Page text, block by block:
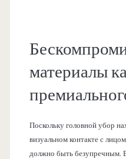
материалы
Поскольку головной убор
визуальном контакте с
должно быть безупречным.